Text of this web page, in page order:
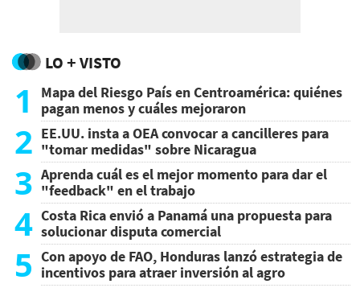
LO + VISTO
1
Mapa del Riesgo País en Centroamérica: quiénes
pagan menos y cuáles mejoraron
2 EE.UU. insta a OEA convocar a cancilleres para
"tomar medidas" sobre Nicaragua
3 Aprenda cuál es el mejor momento para dar el
"feedback" en el trabajo
4 Costa Rica envió a Panamá una propuesta para
solucionar disputa comercial
5 Con apoyo de FAO, Honduras lanzó estrategia de
incentivos para atraer inversión al agro